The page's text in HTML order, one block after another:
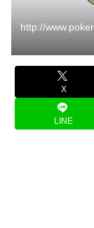
http://
X
LINE